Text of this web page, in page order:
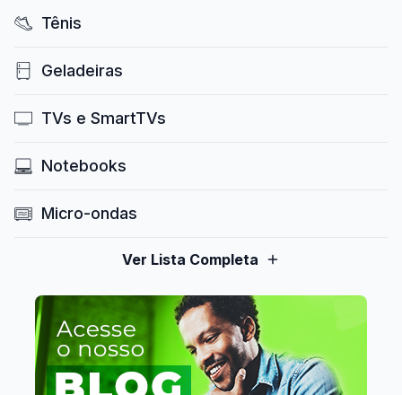
Tênis
Geladeiras
TVs e SmartTVs
Notebooks
Micro-ondas
Ver Lista Completa